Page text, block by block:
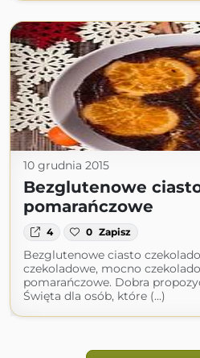
10 grudnia 2015
Bezglutenowe
pomarańczowe
4 0 Zapisz
Bezglutenowe ciasto
czekoladowe, mocno
pomarańczowe. Dobra
Święta dla osób, które (...)